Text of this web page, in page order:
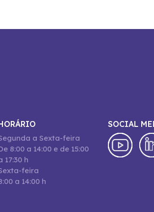
a Sexta-feira
8:00 a 14:00 e de 15:00
17:30 h
feira
a 14:00 h
SOCIAL